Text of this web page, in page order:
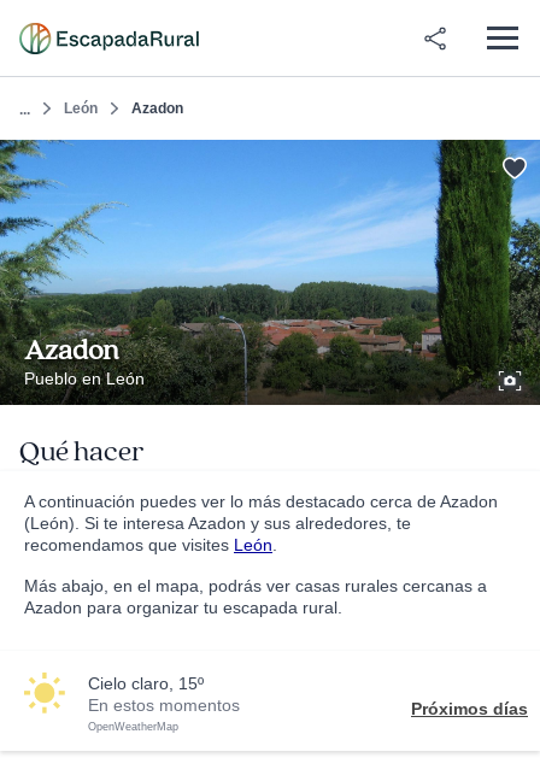
... León Azadon
Azadon
Pueblo en León
Qué hacer
A continuación puedes ver lo más destacado cerca de Azadon
(León). Si te interesa Azadon y sus alrededores, te
recomendamos que visites León
Más abajo, en el mapa, podrás ver casas rurales cercanas a
Azadon para organizar tu escapada rural.
cielo claro, 15º
En estos momentos
OpenWeatherMap
Próximos días